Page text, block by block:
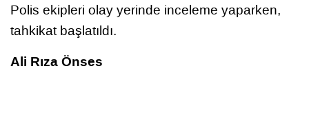
Polis ekipleri olay yerinde inceleme yaparken,
tahkikat başlatıldı.
Ali Rıza Önses